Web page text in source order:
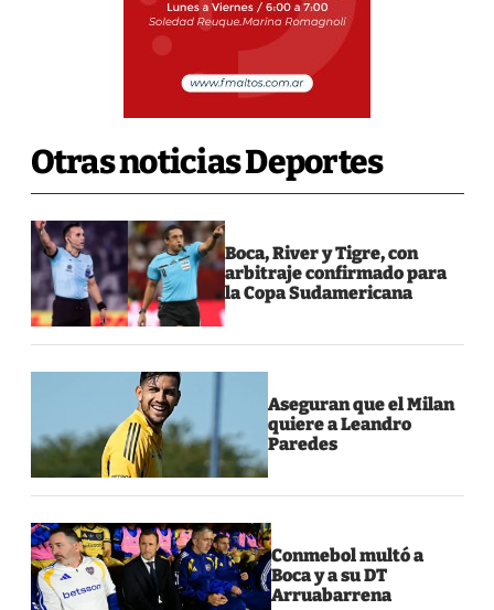
Otras noticias Deportes
Boca, River y Tigre, con
arbitraje confirmado para
la Copa Sudamericana
Aseguran que el Milan
quiere a Leandro
Paredes
Conmebol multó a
Boca y a su DT
Arruabarrena